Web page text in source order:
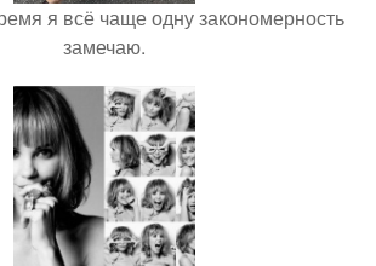
я всё чаще одну закономерность
замечаю.